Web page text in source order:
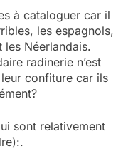
à cataloguer car il
les espagnols,
les Néerlandais.
radinerie n’est
confiture car ils
sont relativement